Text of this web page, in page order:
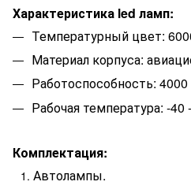
Характеристика led ламп:
Температурный цвет:
Материал корпуса:
Работоспособность: 4000
Рабочая температура: -40
Комплектация:
Автолампы.